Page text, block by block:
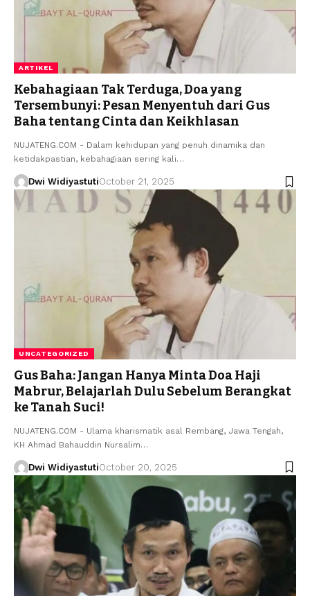
ARTIKEL
Kebahagiaan Tak Terduga, Doa yang
Tersembunyi: Pesan Menyentuh dari Gus
Baha tentang Cinta dan Keikhlasan
NUJATENG.COM - Dalam kehidupan yang penuh dinamika dan
ketidakpastian, kebahagiaan sering kali…
Dwi WidiyastutiOctober 21, 2025
UNCATEGORIZED
Gus Baha: Jangan Hanya Minta Doa Haji
Mabrur, Belajarlah Dulu Sebelum Berangkat
ke Tanah Suci!
NUJATENG.COM - Ulama kharismatik asal Rembang, Jawa Tengah,
KH Ahmad Bahauddin Nursalim…
Dwi WidiyastutiOctober 20, 2025